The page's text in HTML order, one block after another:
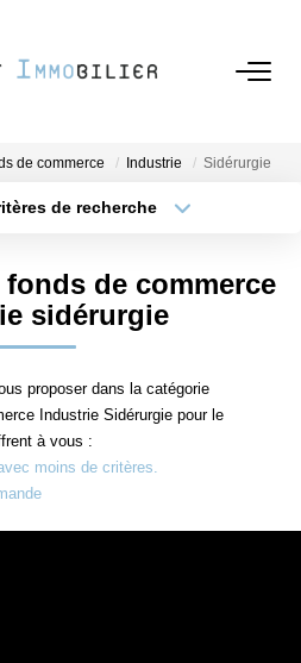
Rejoindre
de commerce Industrie Sidérurgie
de recherche
Surface min
de commerce
sidérurgie
proposer dans la catégorie
Industrie Sidérurgie pour le
à vous :
moins de critères.